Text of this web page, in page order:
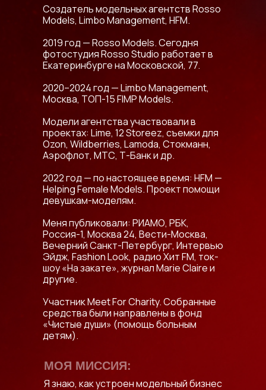
МОЯ МИССИЯ:
Создатель модельных агентств Rosso
Models, Limbo Management, HFM.
2019 год — Rosso Models. Сегодня
фотостудия Rosso Studio работает в
Екатеринбурге на Московской, 77.
2020–2024 год — Limbo Management,
Москва, ТОП-15 FIMP Models.
Модели агентства участвовали в
проектах: Lime, 12 Storeez, съемки для
Ozon, Wildberries, Lamoda, Стокманн,
Аэрофлот, МТС, Т-Банк и др.
2022 год — по настоящее время: HFM —
Helping Female Models. Проект помощи
девушкам-моделям.
Меня публиковали: РИАМО, РБК,
Россия-1, Москва 24, Вести-Москва,
Вечерний Санкт-Петербург, Интервью
Эйдж, Fashion Look, радио Хит FM, ток-
шоу «На закате», журнал Marie Claire и
другие.
Участник Meet For Charity. Собранные
средства были направлены в фонд
«Чистые души» (помощь больным
детям).
Я знаю, как устроен модельный бизнес